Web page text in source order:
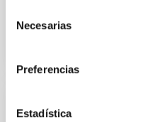
Necesarias
Preferencias
Estadística
CON ÁRBITRO